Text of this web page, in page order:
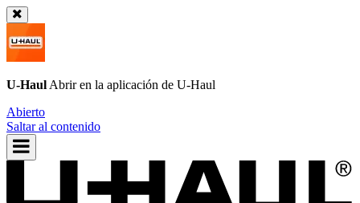
U-Haul Abrir en la aplicación de U-Haul
Abierto
Saltar al contenido